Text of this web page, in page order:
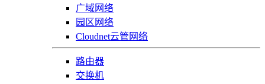
广域网络
园区网络
Cloudnet云管网络
路由器
交换机